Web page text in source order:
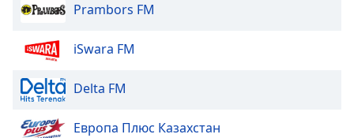
Prambors FM
iSwara FM
Delta FM
Европа Плюс Казахстан